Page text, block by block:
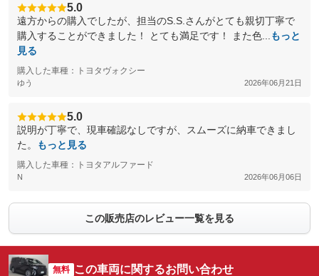
5.0
遠方からの購入でしたが、担当のS.S.さんがとても親切丁寧で
購入することができました！ とても満足です！ また色...
もっと
見る
購入した車種：トヨタヴォクシー
ゆう 2026年06月21日
5.0
説明が丁寧で、現車確認なしですが、スムーズに納車できまし
た。
もっと見る
購入した車種：トヨタアルファード
N 2026年06月06日
この販売店のレビュー一覧を見る
無料 この車両に関するお問い合わせ